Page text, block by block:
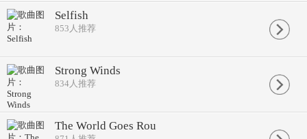
Selfish
853 人推荐
Strong Winds
834人推荐
The World Goes Rou